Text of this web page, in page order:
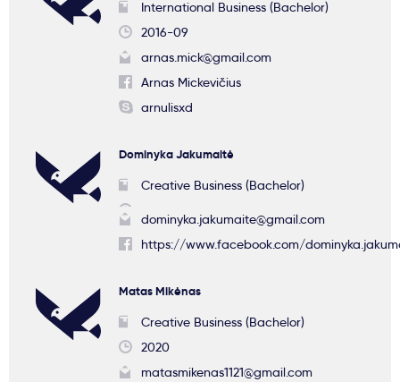
International Business (Bachelor)
2016-09
arnas.mick@gmail.com
Arnas Mickevičius
arnulisxd
Dominyka Jakumaitė
Creative Business (Bachelor)
dominyka.jakumaite@gmail.com
https://www.facebook.com/
Matas Mikėnas
Creative Business (Bachelor)
2020
matasmikenas1121@gmail.com